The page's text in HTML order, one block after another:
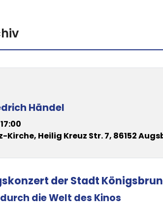
Händel
Kirche, Heilig Kreuz Str. 7, 86152
der Stadt
durch die Welt des Kinos